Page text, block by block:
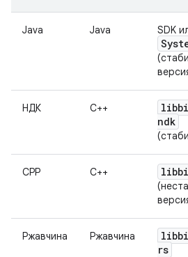
Java Java SDK
НДК C++
ndk
CPP C++
Ржавчина Ржавчина
rs